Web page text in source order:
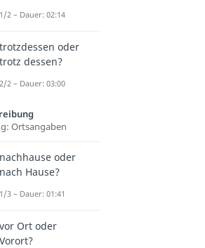
1/2 – Dauer: 02:14
trotzdessen oder
trotz dessen?
2/2 – Dauer: 03:00
Ortsangaben
nachhause oder
nach Hause?
1/3 – Dauer: 01:41
vor Ort oder
Vorort?